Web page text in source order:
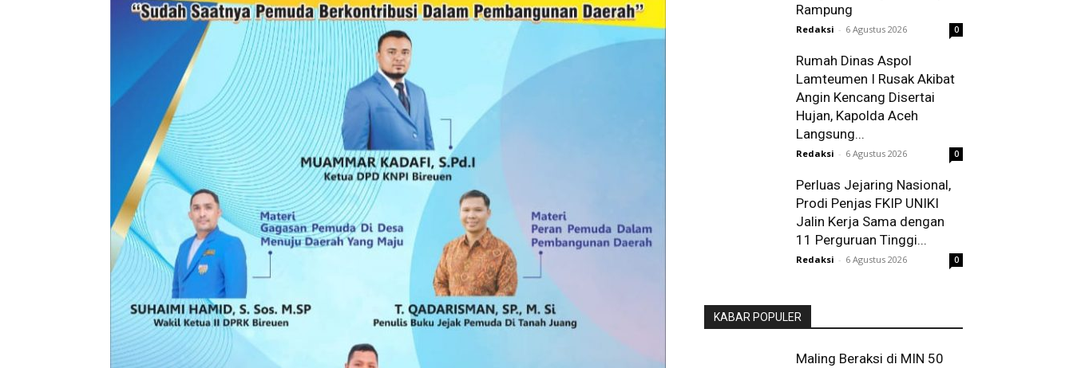
Rampung
Redaksi - 6 Agustus 2026 0
Rumah Dinas Aspol
Lamteumen I Rusak Akibat
Angin Kencang Disertai
Hujan, Kapolda Aceh
Langsung...
Redaksi - 6 Agustus 2026 0
Perluas Jejaring Nasional,
Prodi Penjas FKIP UNIKI
Jalin Kerja Sama dengan
11 Perguruan Tinggi...
Redaksi - 6 Agustus 2026 0
KABAR POPULER
Maling Beraksi di MIN 50